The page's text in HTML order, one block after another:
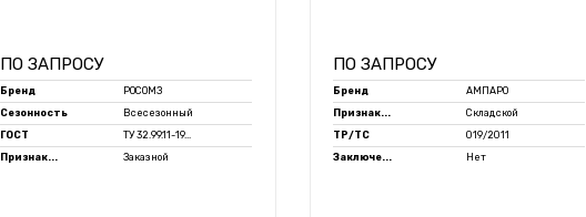
ПО ЗАПРОСУ
Бренд
РОСОМЗ
Сезонность
Всесезонный
ГОСТ
ТУ 32.99.11-19...
Признак...
Заказной
ПО ЗАПРОСУ
Бренд
АМПАРО
Признак...
Складской
ТР/ТС
019/2011
Заключе...
Нет